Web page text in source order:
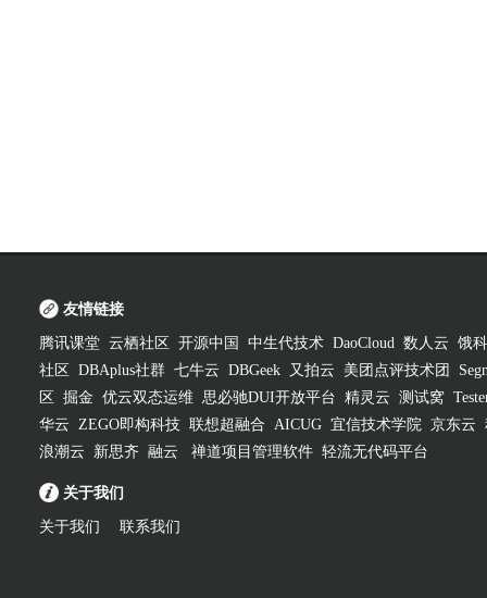
友情链接
腾讯课堂 云栖社区 开源中国 中生代技术 DaoCloud 数人云 饿
社区
DBAplus社群 七牛云 DBGeek 又拍云 美团点评技术团
区
掘金 优云双态运维 思必驰DUI开放平台 精灵云 测试窝
华云 ZEGO即构科技 联想超融合 AICUG 宜信技术学院 京东云
浪潮云
新思齐 融云 禅道项目管理软件 轻流无代码平台
关于我们
关于我们 联系我们